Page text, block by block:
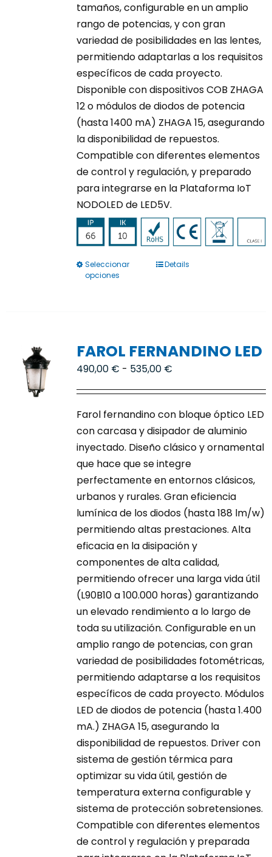
tamaños, configurable en un amplio
rango de potencias, y con gran
variedad de posibilidades en las lentes,
permitiendo adaptarlas a los requisitos
específicos de cada proyecto.
Disponible con dispositivos COB ZHAGA
12 o módulos de diodos de potencia
(hasta 1400 mA) ZHAGA 15, asegurando
la disponibilidad de repuestos.
Compatible con diferentes elementos
de control y regulación, y preparado
para integrarse en la Plataforma IoT
NODOLED de LED5V.
Seleccionar
opciones
Este
Las
opciones
pueden
elegir
en
la
página
de
producto
Details
FAROL FERNANDINO LED
490,00 € - 535,00 €Rango
desde
490,00 €
hasta
535,00 €
Farol fernandino con bloque óptico LED
con carcasa y disipador de aluminio
inyectado. Diseño clásico y ornamental
que hace que se integre
perfectamente en entornos clásicos,
urbanos y rurales. Gran eficiencia
lumínica de los diodos (hasta 188 lm/w)
permitiendo altas prestaciones. Alta
eficacia en la disipación y
componentes de alta calidad,
permitiendo ofrecer una larga vida útil
(L90B10 a 100.000 horas) garantizando
un elevado rendimiento a lo largo de
toda su utilización. Configurable en un
amplio rango de potencias, con gran
variedad de posibilidades fotométricas,
permitiendo adaptarse a los requisitos
específicos de cada proyecto. Módulos
LED de diodos de potencia (hasta 1.400
mA.) ZHAGA 15, asegurando la
disponibilidad de repuestos. Driver con
sistema de gestión térmica para
optimizar su vida útil, gestión de
temperatura externa configurable y
sistema de protección sobretensiones.
Compatible con diferentes elementos
de control y regulación y preparada